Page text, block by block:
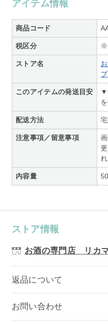
アイテム情報
商品コード
税区分
ストア名
プ
このアイテムの発送目安
配送方法
注意事項／留意事項
内容量
ストア情報
お酒の専門店 リカ
返品について
お問い合わせ